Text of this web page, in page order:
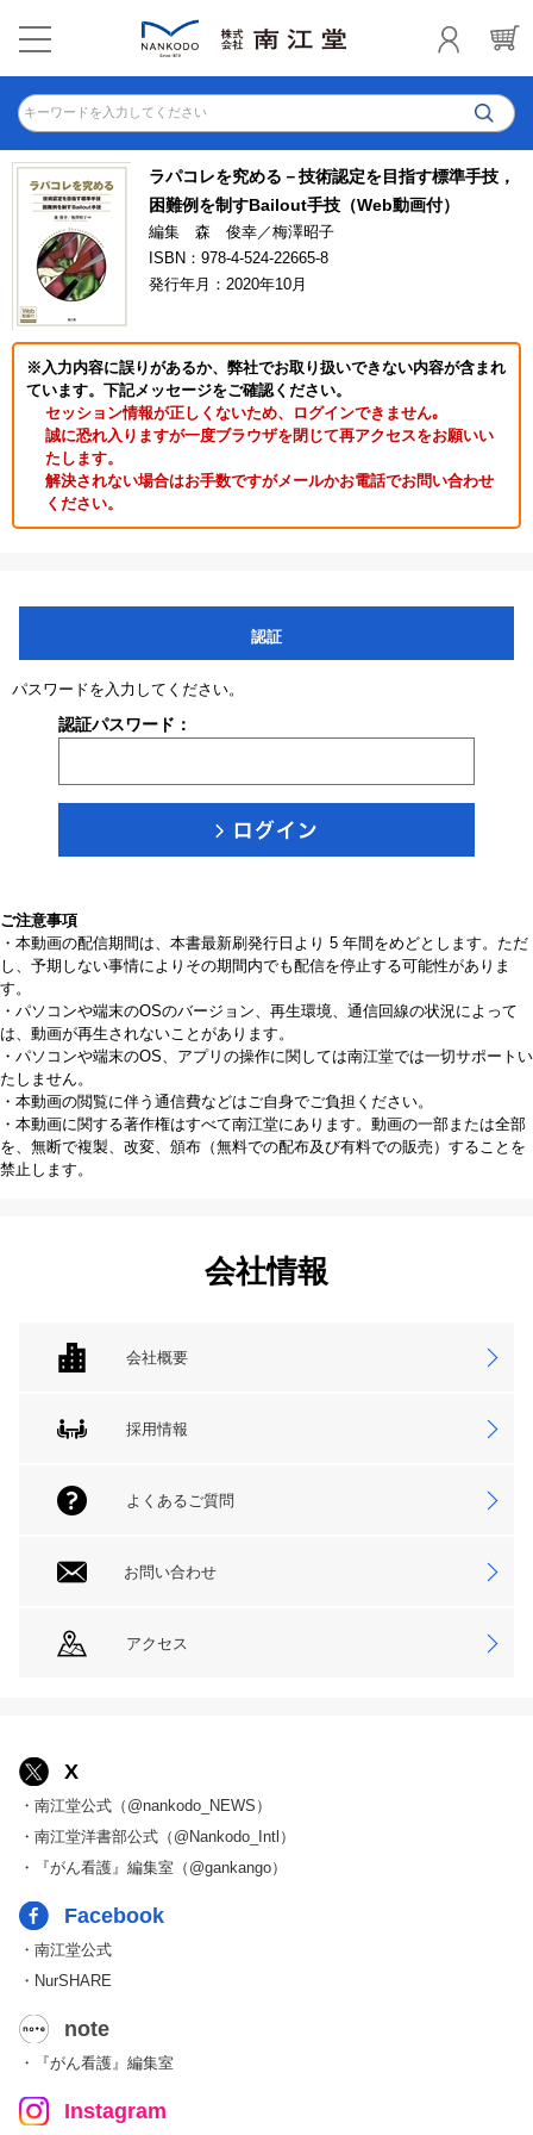
キーワードを入力してください
ラパコレを究める－技術認定を目指す標準手技，
困難例を制すBailout手技（Web動画付）
編集 森 俊幸／梅澤昭子
ISBN：978-4-524-22665-8
発行年月：2020年10月
※入力内容に誤りがあるか、弊社でお取り扱いできない内容が含まれ
ています。下記メッセージをご確認ください。
セッション情報が正しくないため、ログインできません｡
誠に恐れ入りますが一度ブラウザを閉じて再アクセスをお願いい
たします。
解決されない場合はお手数ですがメールかお電話でお問い合わせ
ください。
認証
パスワードを入力してください。
認証パスワード：
ご注意事項
・本動画の配信期間は、本書最新刷発行日より 5 年間をめどとします。ただ
し、予期しない事情によりその期間内でも配信を停止する可能性がありま
す。
・パソコンや端末のOSのバージョン、再生環境、通信回線の状況によって
は、動画が再生されないことがあります。
・パソコンや端末のOS、アプリの操作に関しては南江堂では一切サポートい
たしません。
・本動画の閲覧に伴う通信費などはご自身でご負担ください。
・本動画に関する著作権はすべて南江堂にあります。動画の一部または全部
を、無断で複製、改変、頒布（無料での配布及び有料での販売）することを
禁止します。
会社情報
会社概要
採用情報
よくあるご質問
お問い合わせ
アクセス
X
・南江堂公式（@nankodo_NEWS）
・南江堂洋書部公式（@Nankodo_Intl）
・『がん看護』編集室（@gankango）
Facebook
・南江堂公式
・NurSHARE
note
・『がん看護』編集室
Instagram